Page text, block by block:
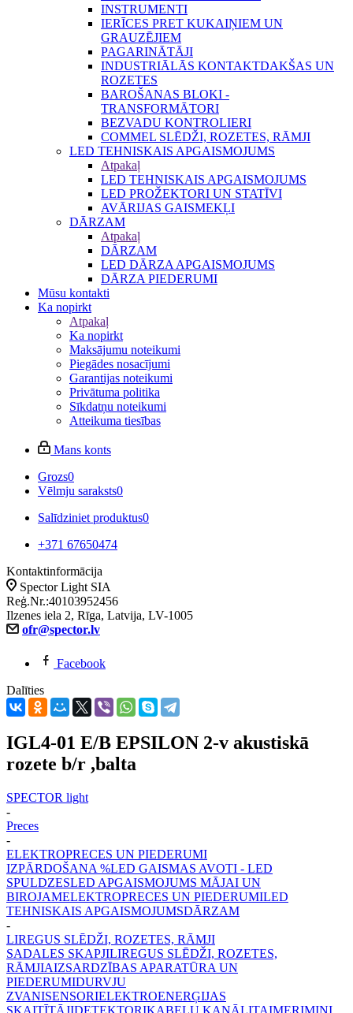
INSTRUMENTI
IERĪCES PRET KUKAIŅIEM UN
GRAUZĒJIEM
PAGARINĀTĀJI
INDUSTRIĀLĀS KONTAKTDAKŠAS UN
ROZETES
BAROŠANAS BLOKI -
TRANSFORMĀTORI
BEZVADU KONTROLIERI
COMMEL SLĒDŽI, ROZETES, RĀMJI
LED TEHNISKAIS APGAISMOJUMS
Atpakaļ
LED TEHNISKAIS APGAISMOJUMS
LED PROŽEKTORI UN STATĪVI
AVĀRIJAS GAISMEKĻI
DĀRZAM
Atpakaļ
DĀRZAM
LED DĀRZA APGAISMOJUMS
DĀRZA PIEDERUMI
Mūsu kontakti
Ka nopirkt
Atpakaļ
Ka nopirkt
Maksājumu noteikumi
Piegādes nosacījumi
Garantijas noteikumi
Privātuma politika
Sīkdatņu noteikumi
Atteikuma tiesības
Mans konts
Grozs0
Vēlmju saraksts0
Salīdziniet produktus0
+371 67650474
Kontaktinformācija
Spector Light SIA
Reģ.Nr.:40103952456
Ilzenes iela 2, Rīga, Latvija, LV-1005
ofr@spector.lv
Facebook
Dalīties
IGL4-01 E/B EPSILON 2-v akustiskā
rozete b/r ,balta
SPECTOR light
-
Preces
-
ELEKTROPRECES UN PIEDERUMI
IZPĀRDOŠANA %LED GAISMAS AVOTI - LED
SPULDZESLED APGAISMOJUMS MĀJAI UN
BIROJAMELEKTROPRECES UN PIEDERUMILED
TEHNISKAIS APGAISMOJUMSDĀRZAM
-
LIREGUS SLĒDŽI, ROZETES, RĀMJI
SADALES SKAPJILIREGUS SLĒDŽI, ROZETES,
RĀMJIAIZSARDZĪBAS APARATŪRA UN
PIEDERUMIDURVJU
ZVANISENSORIELEKTROENERĢIJAS
SKAITĪTĀJIDETEKTORIKABEĻU KANĀLITAIMERIMINI